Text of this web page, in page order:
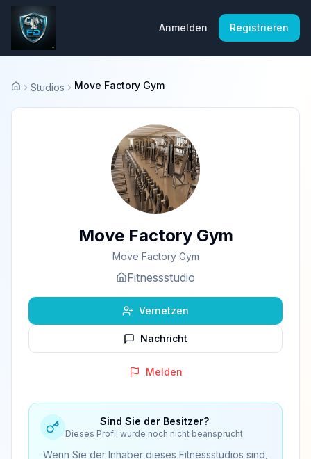
Anmelden Registrieren
Startseite
Studios Move Factory Gym
Move Factory Gym
Move Factory Gym
Fitnessstudio
Vernetzen
Nachricht
Melden
Sind Sie der Besitzer?
Dieses Profil wurde noch nicht beansprucht
Wenn Sie der Inhaber dieses Fitnessstudios sind,